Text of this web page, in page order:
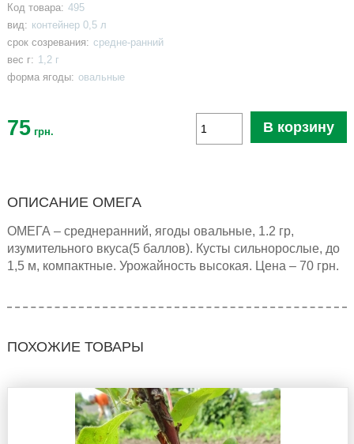
Код товара: 495
вид: контейнер 0,5 л
срок созревания: средне-ранний
вес г: 1,2 г
форма ягоды: овальные
75грн. В корзину
ОПИСАНИЕ ОМЕГА
ОМЕГА – среднеранний, ягоды овальные, 1.2 гр,
изумительного вкуса(5 баллов). Кусты сильнорослые, до
1,5 м, компактные. Урожайность высокая. Цена – 70 грн.
ПОХОЖИЕ ТОВАРЫ